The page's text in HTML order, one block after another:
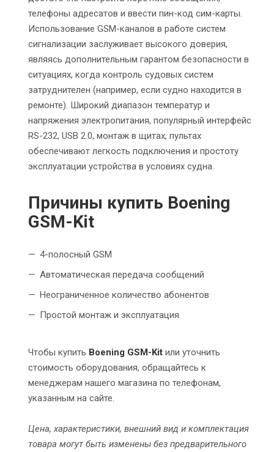
телефоны адресатов и ввести пин-код сим-карты.
Использование GSM-каналов в работе систем
сигнализации заслуживает высокого доверия,
являясь дополнительным гарантом безопасности в
ситуациях, когда контроль судовых систем
затруднителен (например, если судно находится в
ремонте). Широкий диапазон температур и
напряжения электропитания, популярный интерфейс
RS-232, USB 2.0, монтаж в щитах, пультах
обеспечивают легкость подключения и простоту
эксплуатации устройства в условиях судна.
Причины купить Boening
GSM-Kit
4-полосный GSM
Автоматическая передача сообщений
Неограниченное количество абонентов
Простой монтаж и эксплуатация
Чтобы купить Boening GSM-Kit или уточнить
стоимость оборудования, обращайтесь к
менеджерам нашего магазина по телефонам,
указанным на сайте.
Цена, характеристики, внешний вид и комплектация
товара могут быть изменены без предварительного